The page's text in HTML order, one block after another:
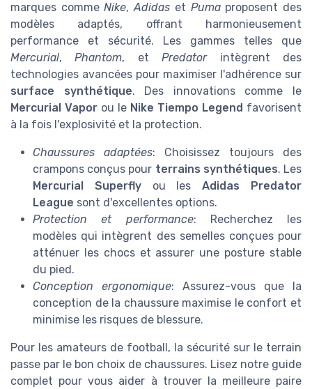
marques commeNike,Adidas et Pumaproposent des
modèles adaptés, offrant harmonieusement
performance et sécurité. Les gammes telles que
Mercurial,Phantom, etPredatorintègrent des
technologies avancées pour maximiser l'adhérence sur
surface synthétique. Des innovations comme le
Mercurial Vapor ou le Nike Tiempo Legend favorisent
à la fois l'explosivité et la protection.
Chaussures adaptées: Choisissez toujours des
crampons conçus pour terrains synthétiques. Les
Mercurial Superflyou lesAdidas Predator
League sont d'excellentes options.
Protection et performance: Recherchez les
modèles qui intègrent des semelles conçues pour
atténuer les chocs et assurer une posture stable
du pied.
Conception ergonomique: Assurez-vous que la
conception de la chaussure maximise le confort et
minimise les risques de blessure.
Pour les amateurs de football, la sécurité sur le terrain
passe par le bon choix de chaussures. Lisez notre guide
complet pour vous aider à trouver la meilleure paire